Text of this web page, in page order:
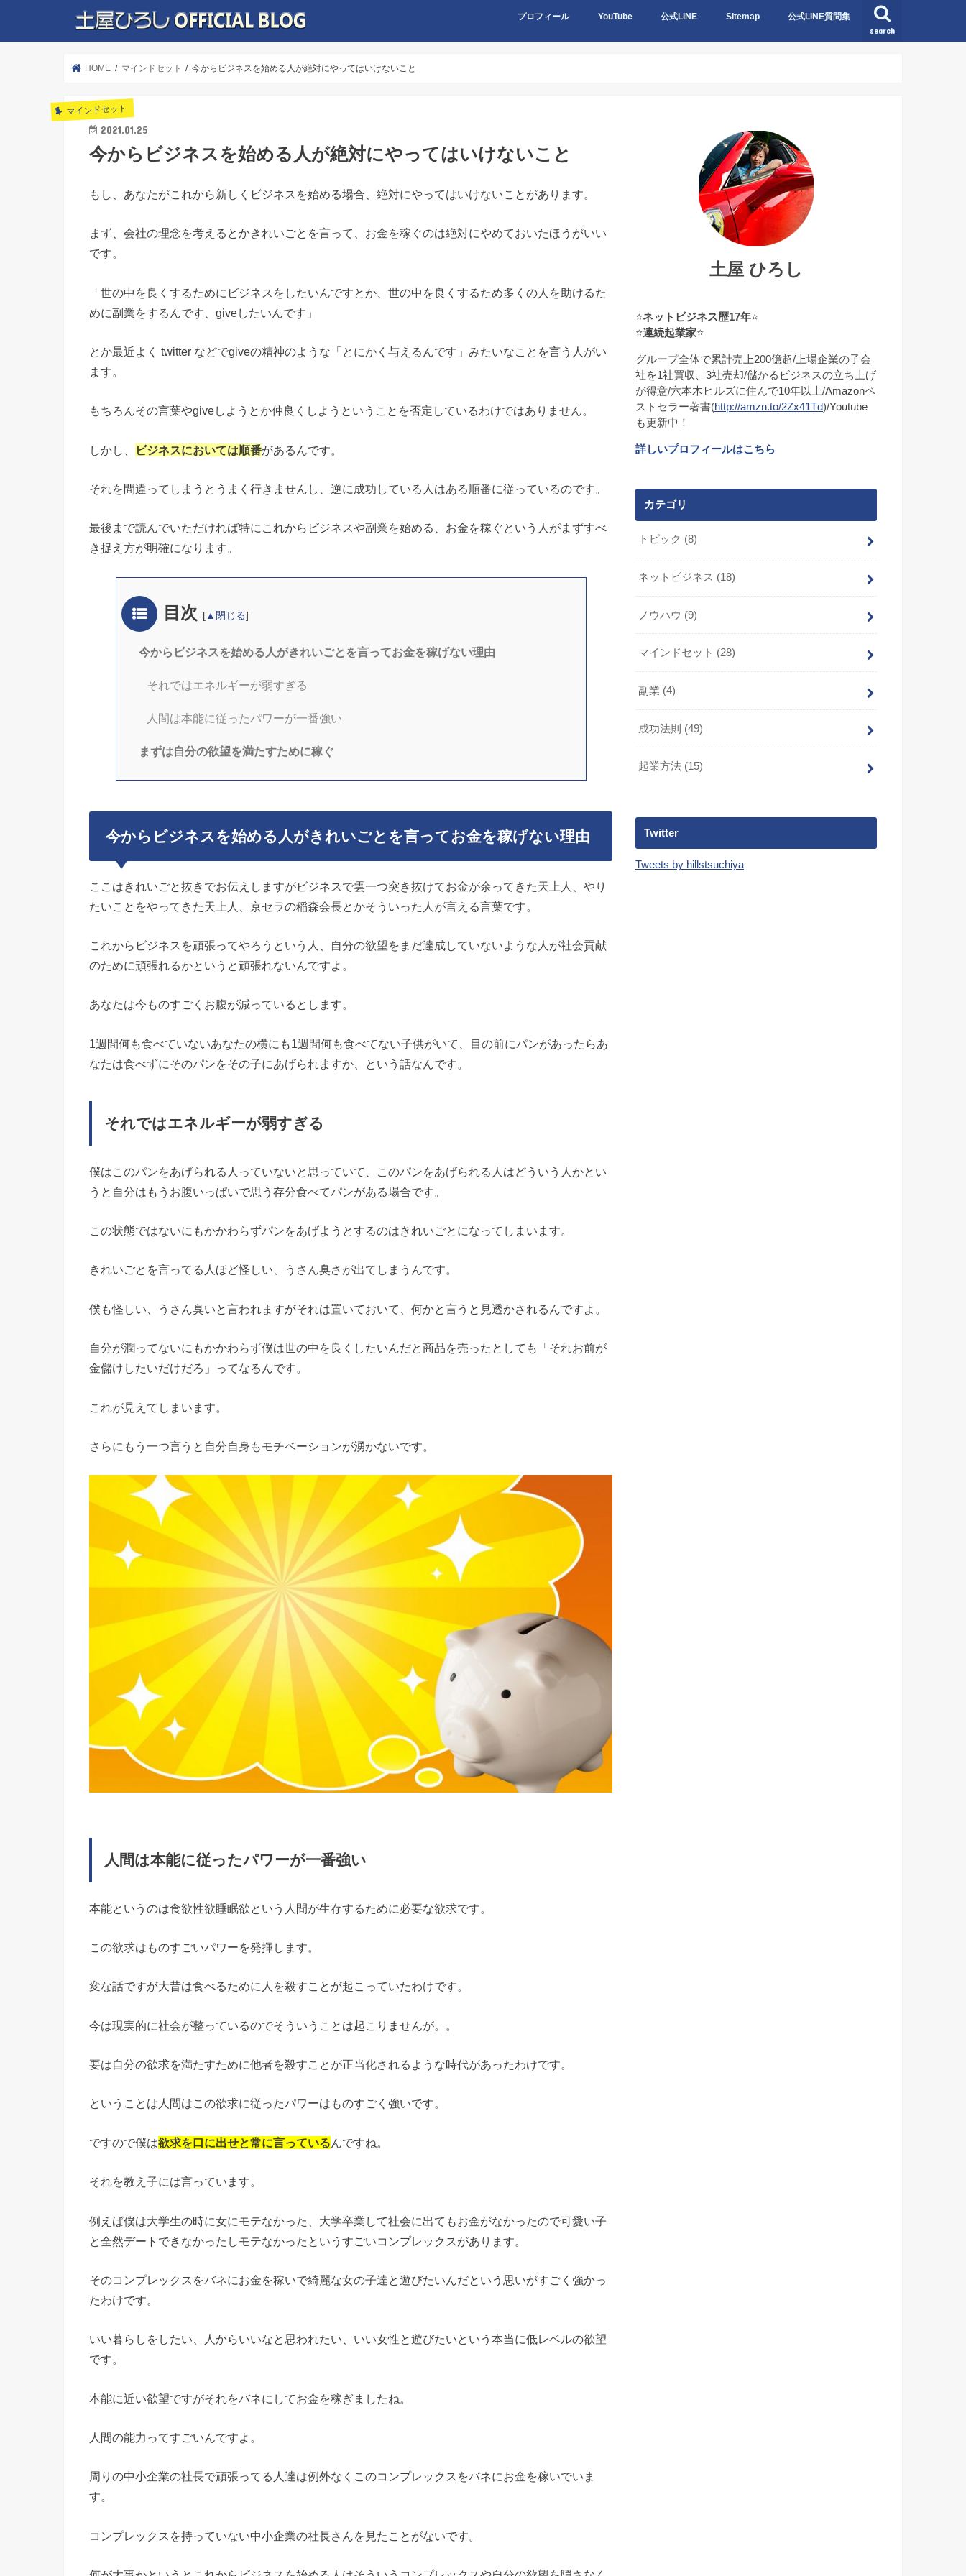
search
プロフィール YouTube 公式LINE Sitemap 公式LINE質問集
公式LINE質問集NO1〜NO10
公式LINE質問集NO11〜NO20
公式LINE質問集NO21〜NO30
公式LINE質問集NO31〜NO40
HOME マインドセット 今からビジネスを始める人が絶対にやってはいけないこと
マインドセット
2021.01.25
今からビジネスを始める人が絶対にやってはいけないこと
もし、あなたがこれから新しくビジネスを始める場合、絶対にやってはいけないことがあります。
まず、会社の理念を考えるとかきれいごとを言って、お金を稼ぐのは絶対にやめておいたほうがいい
です。
「世の中を良くするためにビジネスをしたいんですとか、世の中を良くするため多くの人を助けるた
めに副業をするんです、giveしたいんです」
とか最近よく twitter などでgiveの精神のような「とにかく与えるんです」みたいなことを言う人がい
ます。
もちろんその言葉やgiveしようとか仲良くしようということを否定しているわけではありません。
しかし、 ビジネスにおいては順番があるんです。
それを間違ってしまうとうまく行きませんし、逆に成功している人はある順番に従っているのです。
最後まで読んでいただければ特にこれからビジネスや副業を始める、お金を稼ぐという人がまずすべ
き捉え方が明確になります。
目次 [▲閉じる]
今からビジネスを始める人がきれいごとを言ってお金を稼げない理由
それではエネルギーが弱すぎる
人間は本能に従ったパワーが一番強い
まずは自分の欲望を満たすために稼ぐ
今からビジネスを始める人がきれいごとを言ってお金を稼げない理由
ここはきれいごと抜きでお伝えしますがビジネスで雲一つ突き抜けてお金が余ってきた天上人、やり
たいことをやってきた天上人、京セラの稲森会長とかそういった人が言える言葉です。
これからビジネスを頑張ってやろうという人、自分の欲望をまだ達成していないような人が社会貢献
のために頑張れるかというと頑張れないんですよ。
あなたは今ものすごくお腹が減っているとします。
1週間何も食べていないあなたの横にも1週間何も食べてない子供がいて、目の前にパンがあったらあ
なたは食べずにそのパンをその子にあげられますか、という話なんです。
それではエネルギーが弱すぎる
僕はこのパンをあげられる人っていないと思っていて、このパンをあげられる人はどういう人かとい
うと自分はもうお腹いっぱいで思う存分食べてパンがある場合です。
この状態ではないにもかかわらずパンをあげようとするのはきれいごとになってしまいます。
きれいごとを言ってる人ほど怪しい、うさん臭さが出てしまうんです。
僕も怪しい、うさん臭いと言われますがそれは置いておいて、何かと言うと見透かされるんですよ。
自分が潤ってないにもかかわらず僕は世の中を良くしたいんだと商品を売ったとしても「それお前が
金儲けしたいだけだろ」ってなるんです。
これが見えてしまいます。
さらにもう一つ言うと自分自身もモチベーションが湧かないです。
人間は本能に従ったパワーが一番強い
本能というのは食欲性欲睡眠欲という人間が生存するために必要な欲求です。
この欲求はものすごいパワーを発揮します。
変な話ですが大昔は食べるために人を殺すことが起こっていたわけです。
今は現実的に社会が整っているのでそういうことは起こりませんが。。
要は自分の欲求を満たすために他者を殺すことが正当化されるような時代があったわけです。
ということは人間はこの欲求に従ったパワーはものすごく強いです。
ですので僕は欲求を口に出せと常に言っているんですね。
それを教え子には言っています。
例えば僕は大学生の時に女にモテなかった、大学卒業して社会に出てもお金がなかったので可愛い子
と全然デートできなかったしモテなかったというすごいコンプレックスがあります。
そのコンプレックスをバネにお金を稼いで綺麗な女の子達と遊びたいんだという思いがすごく強かっ
たわけです。
いい暮らしをしたい、人からいいなと思われたい、いい女性と遊びたいという本当に低レベルの欲望
です。
本能に近い欲望ですがそれをバネにしてお金を稼ぎましたね。
人間の能力ってすごいんですよ。
周りの中小企業の社長で頑張ってる人達は例外なくこのコンプレックスをバネにお金を稼いでいま
す。
コンプレックスを持っていない中小企業の社長さんを見たことがないです。
土屋 ひろし
⭐ネットビジネス歴17年⭐
⭐連続起業家⭐
グループ全体で累計売上200億超/上場企業の子会
社を1社買収、3社売却/儲かるビジネスの立ち上げ
が得意/六本木ヒルズに住んで10年以上/Amazonベ
ストセラー著書(http://amzn.to/2Zx41Td)/Youtube
も更新中！
詳しいプロフィールはこちら
カテゴリ
トピック (8)
ネットビジネス (18)
ノウハウ (9)
マインドセット (28)
副業 (4)
成功法則 (49)
起業方法 (15)
Twitter
Tweets by hillstsuchiya